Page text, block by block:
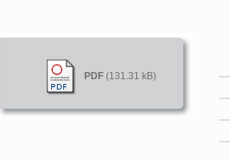
PDF(131.31 kB)